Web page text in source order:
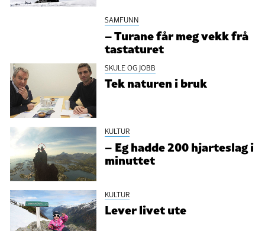
SAMFUNN
– Turane får meg vekk frå
tastaturet
SKULE OG JOBB
Tek naturen i bruk
KULTUR
– Eg hadde 200 hjarteslag i
minuttet
KULTUR
Lever livet ute